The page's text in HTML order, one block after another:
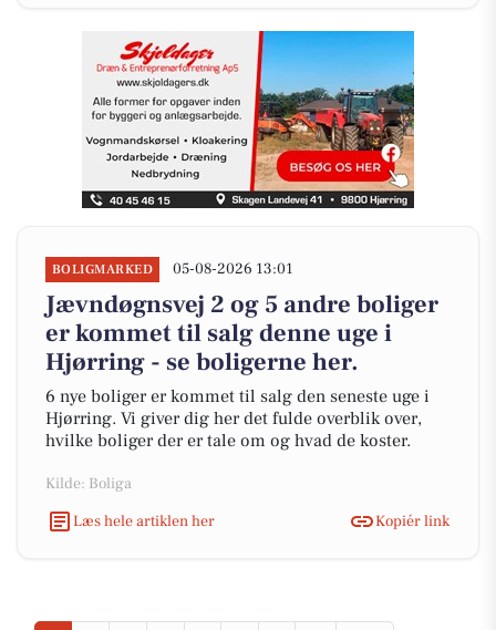
BOLIGMARKED 05-08-2026 13:01
Jævndøgnsvej 2 og 5 andre boliger
er kommet til salg denne uge i
Hjørring - se boligerne her.
6 nye boliger er kommet til salg den seneste uge i
Hjørring. Vi giver dig her det fulde overblik over,
hvilke boliger der er tale om og hvad de koster.
Kilde: Boliga
Læs hele artiklen her
Kopiér link